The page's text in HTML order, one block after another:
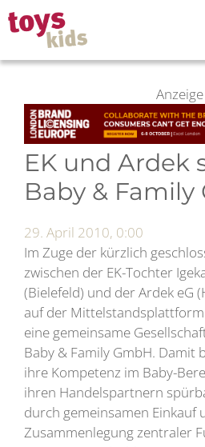
Zum
Inhalt
springen
Anzeige
EK und Ardek
Baby & Family
29. April 2010, 0:00
Im Zuge der kürzlich
zwischen der EK-Tochter
(Bielefeld) und der Ardek eG
auf der
eine gemeinsame
Baby & Family GmbH. Damit
ihre Kompetenz im Baby-
ihren Handelspartnern
durch gemeinsamen Einkauf
Zusammenlegung zentraler